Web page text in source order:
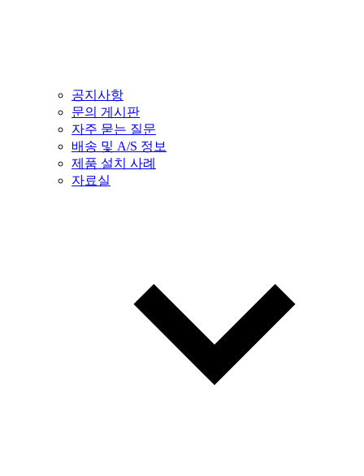
공지사항
문의 게시판
자주 묻는 질문
배송 및 A/S 정보
제품 설치 사례
자료실